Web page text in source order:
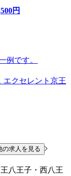
円
例です。
エクセレント京王
の求人を見る
八王子・西八王